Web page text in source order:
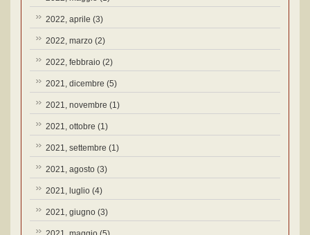
2022, aprile (3)
2022, marzo (2)
2022, febbraio (2)
2021, dicembre (5)
2021, novembre (1)
2021, ottobre (1)
2021, settembre (1)
2021, agosto (3)
2021, luglio (4)
2021, giugno (3)